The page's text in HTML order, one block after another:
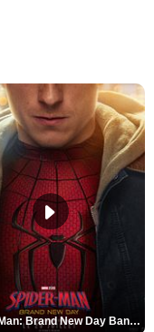
Spider-Man: Brand New Day Bande-annonce VO STFR